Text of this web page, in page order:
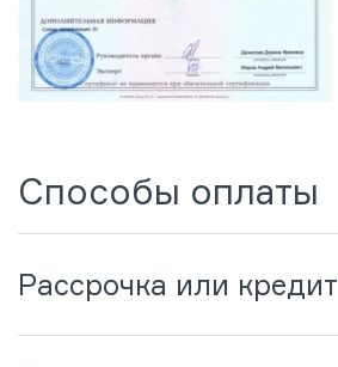
Способы оплаты
Рассрочка или кредит